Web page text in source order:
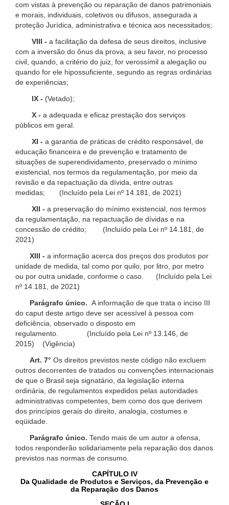
com vistas à prevenção ou reparação de danos patrimoniais
e morais, individuais, coletivos ou difusos, assegurada a
proteção Jurídica, administrativa e técnica aos necessitados;
VIII - a facilitação da defesa de seus direitos, inclusive
com a inversão do ônus da prova, a seu favor, no processo
civil, quando, a critério do juiz, for verossímil a alegação ou
quando for ele hipossuficiente, segundo as regras ordinárias
de experiências;
IX - (Vetado);
X - a adequada e eficaz prestação dos serviços
públicos em geral.
XI - a garantia de práticas de crédito responsável, de
educação financeira e de prevenção e tratamento de
situações de superendividamento, preservado o mínimo
existencial, nos termos da regulamentação, por meio da
revisão e da repactuação da dívida, entre outras
medidas; (Incluído pela Lei nº 14.181, de 2021)
XII - a preservação do mínimo existencial, nos termos
da regulamentação, na repactuação de dívidas e na
concessão de crédito; (Incluído pela Lei nº 14.181, de
2021)
XIII - a informação acerca dos preços dos produtos por
unidade de medida, tal como por quilo, por litro, por metro
ou por outra unidade, conforme o caso. (Incluído pela Lei
nº 14.181, de 2021)
Parágrafo único. A informação de que trata o inciso III
do caput deste artigo deve ser acessível à pessoa com
deficiência, observado o disposto em
regulamento. (Incluído pela Lei nº 13.146, de
2015) (Vigência)
Art. 7° Os direitos previstos neste código não excluem
outros decorrentes de tratados ou convenções internacionais
de que o Brasil seja signatário, da legislação interna
ordinária, de regulamentos expedidos pelas autoridades
administrativas competentes, bem como dos que derivem
dos princípios gerais do direito, analogia, costumes e
eqüidade.
Parágrafo único. Tendo mais de um autor a ofensa,
todos responderão solidariamente pela reparação dos danos
previstos nas normas de consumo.
CAPÍTULO IV
Da Qualidade de Produtos e Serviços, da Prevenção e
da Reparação dos Danos